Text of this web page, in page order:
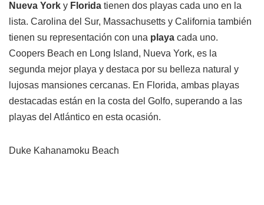
Nueva York y Florida tienen dos playas cada uno en la
lista. Carolina del Sur, Massachusetts y California también
tienen su representación con una playa cada uno.
Coopers Beach en Long Island, Nueva York, es la
segunda mejor playa y destaca por su belleza natural y
lujosas mansiones cercanas. En Florida, ambas playas
destacadas están en la costa del Golfo, superando a las
playas del Atlántico en esta ocasión.
Duke Kahanamoku Beach